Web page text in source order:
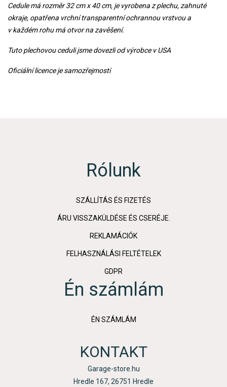
Cedule má rozměr 32 cm x 40 cm, je vyrobena z plechu, zahnuté
okraje, opatřena vrchní transparentní ochrannou vrstvou a
v každém rohu má otvor na zavěšení.
Tuto plechovou ceduli jsme dovezli od výrobce v USA
Oficiální licence je samozřejmostí
Rólunk
SZÁLLÍTÁS ÉS FIZETÉS
ÁRU VISSZAKÜLDÉSE ÉS CSERÉJE.
REKLAMÁCIÓK
FELHASZNÁLÁSI FELTÉTELEK
GDPR
Én számlám
ÉN SZÁMLÁM
KONTAKT
Garage-store.hu
Hredle 167, 26751 Hredle